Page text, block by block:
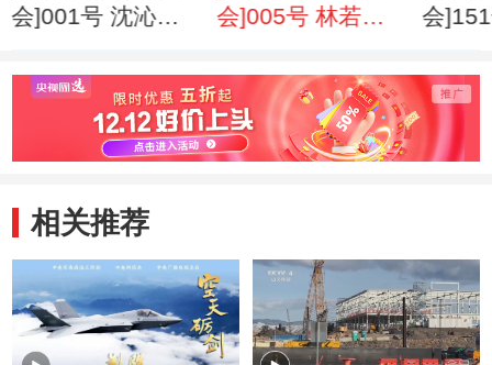
会]001号 沈沁
20130927
会]005号 林若
20130927
会
相关推荐